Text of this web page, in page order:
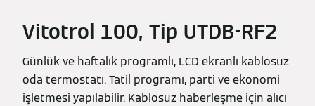
Vitotrol 100, Tip UTDB-RF2
Günlük ve haftalık programlı, LCD ekranlı kablosuz
oda termostatı. Tatil programı, parti ve ekonomi
işletmesi yapılabilir. Kablosuz haberleşme için alıcı